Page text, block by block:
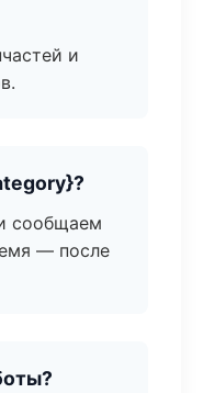
и
сообщаем
— после